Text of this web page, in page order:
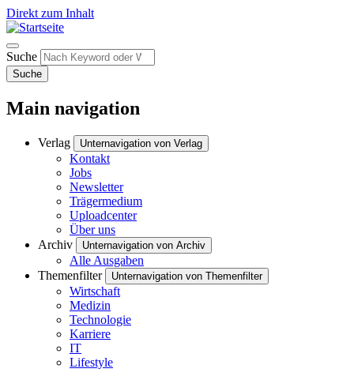
Direkt zum Inhalt
Suche
Suche
Main navigation
Verlag Unternavigation von Verlag
Kontakt
Jobs
Newsletter
Trägermedium
Uploadcenter
Über uns
Archiv
Unternavigation von Archiv
Alle Ausgaben
Themenfilter
Unternavigation von Themenfilter
Wirtschaft
Medizin
Technologie
Karriere
IT
Lifestyle